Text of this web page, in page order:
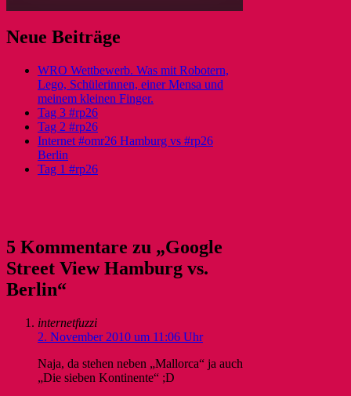
Neue Beiträge
WRO Wettbewerb. Was mit Robotern,
Lego, Schülerinnen, einer Mensa und
meinem kleinen Finger.
Tag 3 #rp26
Tag 2 #rp26
Internet #omr26 Hamburg vs #rp26
Berlin
Tag 1 #rp26
5 Kommentare zu „Google
Street View Hamburg vs.
Berlin“
internetfuzzi
2. November 2010 um 11:06 Uhr
Naja, da stehen neben „Mallorca“ ja auch
„Die sieben Kontinente“ ;D